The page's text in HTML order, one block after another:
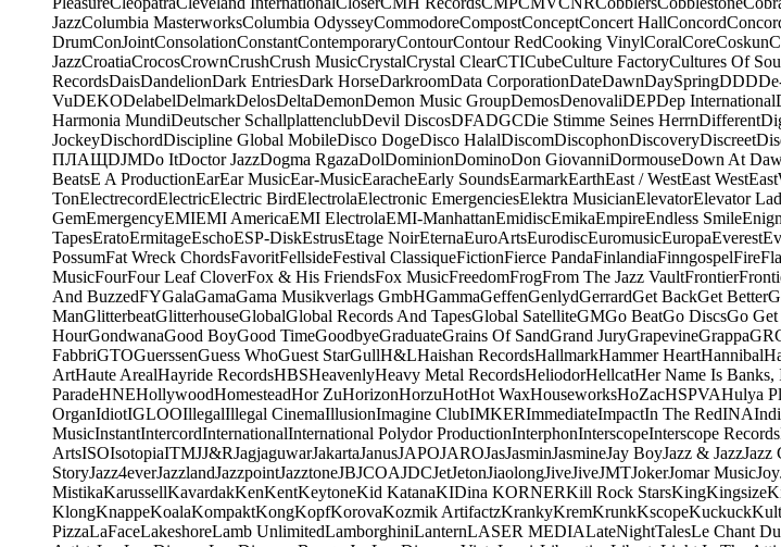
JazzColumbia MasterworksColumbia OdysseyCommodoreCompostConceptConcert HallConcord
DrumConJointConsolationConstantContemporaryContourContour RedCooking VinylCoralCoreCoskun
JazzCroatiaCrocosCrownCrushCrush MusicCrystalCrystal ClearCTICubeCulture FactoryCultures Of
RecordsDaisDandelionDark EntriesDark HorseDarkroomData CorporationDateDawnDaySpringDDD
VuDEKODelabelDelmarkDelosDeltaDemonDemon Music GroupDemosDenovaliDEPDep International
Harmonia MundiDeutscher SchallplattenclubDevil DiscosDFADGCDie Stimme Seines HerrnDifferent
JockeyDischordDiscipline Global MobileDisco DogeDisco HalalDiscomDiscophonDiscoveryDiscreet
ПЛАЩDJMDo ItDoctor JazzDogma RgazaDolDominionDominoDon GiovanniDormouseDown At
BeatsE A ProductionEarEar MusicEar-MusicEaracheEarly SoundsEarmarkEarthEast / WestEast West
TonElectrecordElectricElectric BirdElectrolaElectronic EmergenciesElektra MusicianElevatorElevator
GemEmergencyEMIEMI AmericaEMI ElectrolaEMI-ManhattanEmidiscEmikaEmpireEndless Smile
TapesEratoErmitageEschoESP-DiskEstrusEtage NoirEternaEuroArtsEurodiscEuromusicEuropaEverest
PossumFat Wreck ChordsFavoritFellsideFestival ClassiqueFictionFierce PandaFinlandiaFinngospelFire
MusicFourFour Leaf CloverFox & His FriendsFox MusicFreedomFrogFrom The Jazz VaultFrontier
And BuzzedFYGalaGamaGama Musikverlags GmbHGammaGeffenGenlydGerrardGet BackGet Better
ManGlitterbeatGlitterhouseGlobalGlobal Records And TapesGlobal SatelliteGMGo BeatGo DiscsGo Get
HourGondwanaGood BoyGood TimeGoodbyeGraduateGrains Of SandGrand JuryGrapevineGrappa
FabbriGTOGuerssenGuess WhoGuest StarGullH&LHaishan RecordsHallmarkHammer HeartHannibal
ArtHaute ArealHayride RecordsHBSHeavenlyHeavy Metal RecordsHeliodorHellcatHer Name Is Banks,
ParadeHNEHollywoodHomesteadHor ZuHorizonHorzuHotHot WaxHouseworksHoZacHSPVAHulya
OrganIdiotIGLOOIllegalIllegal CinemaIllusionImagine ClubIMKERImmediateImpactIn The RedINA
MusicInstantIntercordInternationalInternational Polydor ProductionInterphonInterscopeInterscope Records
ArtsISOIsotopiaITMJJ&RJagjaguwarJakartaJanusJAPOJAROJasJasminJasmineJay BoyJazz & JazzJazz
StoryJazz4everJazzlandJazzpointJazztoneJBJCOAJDCJetJetonJiaolongJiveJiveJMTJokerJomar MusicJoy
MistikaKarussellKavardakKenKentKeytoneKid KatanaKIDina KORNERKill Rock StarsKingKingsize
KlongKnappeKoalaKompaktKongKopfKorovaKozmik ArtifactzKrankyKremKrunkKscopeKuckuck
PizzaLaFaceLakeshoreLamb UnlimitedLamborghiniLanternLASER MEDIALateNightTalesLe Chant